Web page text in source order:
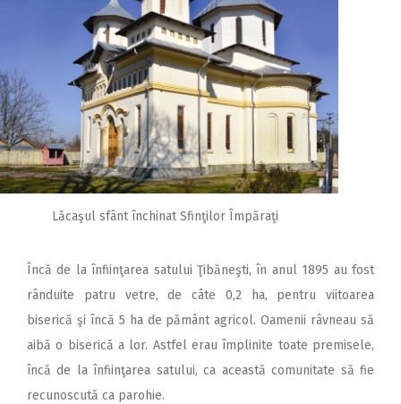
Lăcaşul sfânt închinat Sfinţilor Împăraţi
Încă de la înfiinţarea satului Ţibăneşti, în anul 1895 au fost
rânduite patru vetre, de câte 0,2 ha, pentru viitoarea
biserică şi încă 5 ha de pământ agricol. Oamenii râvneau să
aibă o biserică a lor. Astfel erau împlinite toate premisele,
încă de la înfiinţarea satului, ca această comunitate să fie
recunoscută ca parohie.